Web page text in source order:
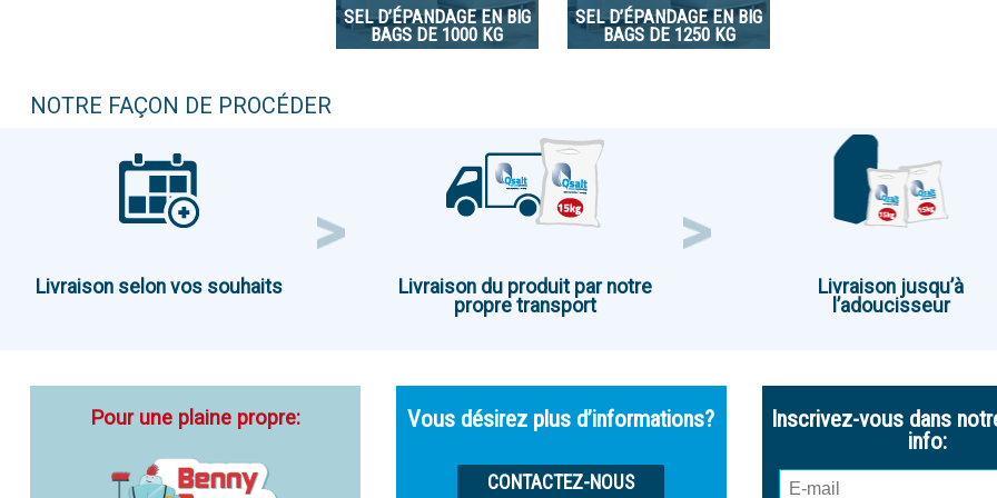
SEL D’ÉPANDAGE EN BIG
BAGS DE 1000 KG
SEL D’ÉPANDAGE EN BIG
BAGS DE 1250 KG
NOTRE FAÇON DE PROCÉDER
Livraison selon vos souhaits
Livraison du produit par notre
propre transport
Livraison jusqu’à
l’adoucisseur
Pour une plaine propre: Vous désirez plus d’informations?
CONTACTEZ-NOUS
Inscrivez-vous dans
info: